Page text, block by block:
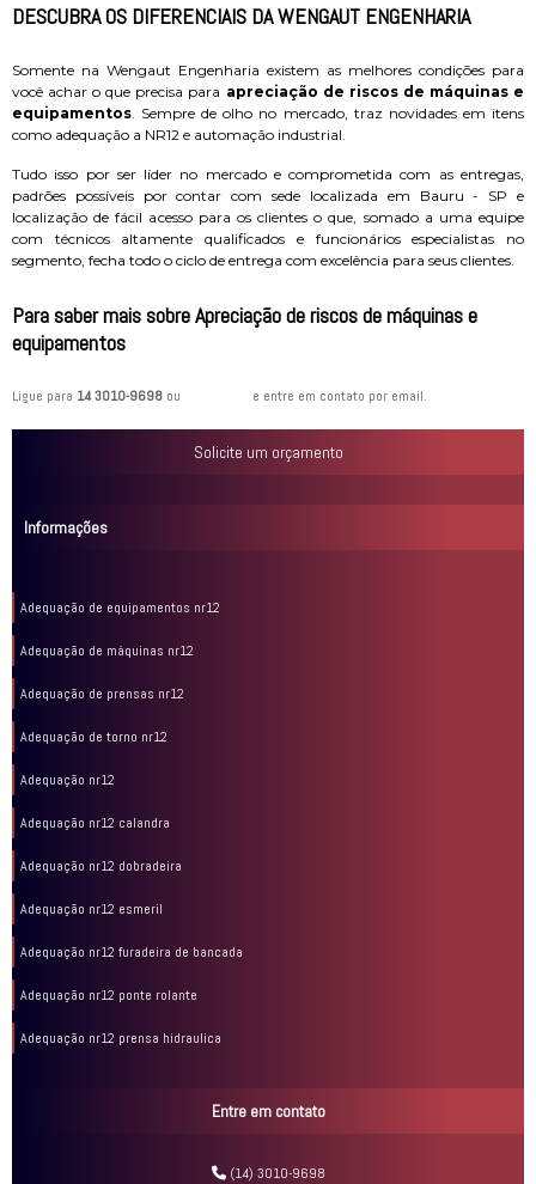
DESCUBRA OS DIFERENCIAIS DA WENGAUT ENGENHARIA
Somente na Wengaut Engenharia existem as melhores condições para
você achar o que precisa para apreciação de riscos de máquinas e
equipamentos . Sempre de olho no mercado, traz novidades em itens
como adequação a NR12 e automação industrial.
Tudo isso por ser líder no mercado e comprometida com as entregas,
padrões possíveis por contar com sede localizada em Bauru - SP e
localização de fácil acesso para os clientes o que, somado a uma equipe
com técnicos altamente qualificados e funcionários especialistas no
segmento, fecha todo o ciclo de entrega com excelência para seus clientes.
Para saber mais sobre Apreciação de riscos de máquinas e
equipamentos
Ligue para 14 3010-9698 ou e entre em contato por email.
Solicite um orçamento
Informações
Adequação de equipamentos nr12
Adequação de máquinas nr12
Adequação de prensas nr12
Adequação de torno nr12
Adequação nr12
Adequação nr12 calandra
Adequação nr12 dobradeira
Adequação nr12 esmeril
Adequação nr12 furadeira de bancada
Adequação nr12 ponte rolante
Adequação nr12 prensa hidraulica
Adequação nr12 serra fita horizontal
Entre em contato
(14) 3010-9698